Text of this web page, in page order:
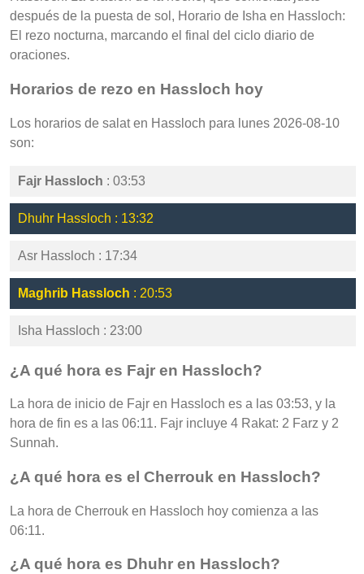
después de la puesta de sol, Horario de Isha en Hassloch:
El rezo nocturna, marcando el final del ciclo diario de
oraciones.
Horarios de rezo en Hassloch hoy
Los horarios de salat en Hassloch para lunes 2026-08-10
son:
Fajr Hassloch : 03:53
Dhuhr Hassloch : 13:32
Asr Hassloch : 17:34
Maghrib Hassloch : 20:53
Isha Hassloch : 23:00
¿A qué hora es Fajr en Hassloch?
La hora de inicio de Fajr en Hassloch es a las 03:53, y la
hora de fin es a las 06:11. Fajr incluye 4 Rakat: 2 Farz y 2
Sunnah.
¿A qué hora es el Cherrouk en Hassloch?
La hora de Cherrouk en Hassloch hoy comienza a las
06:11.
¿A qué hora es Dhuhr en Hassloch?